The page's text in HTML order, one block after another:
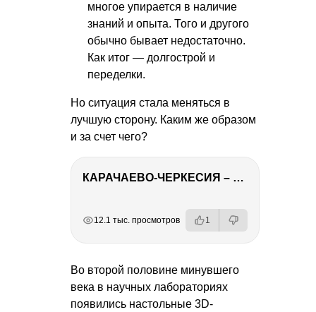
многое упирается в наличие
знаний и опыта. Того и другого
обычно бывает недостаточно.
Как итог — долгострой и
переделки.
Но ситуация стала меняться в
лучшую сторону. Каким же образом
и за счет чего?
КАРАЧАЕВО-ЧЕРКЕСИЯ – ПУТЕШЕСТВИЕ НА КАВКАЗ часть 2
12.1 тыс. просмотров 1
Во второй половине минувшего
века в научных лабораториях
появились настольные 3D-